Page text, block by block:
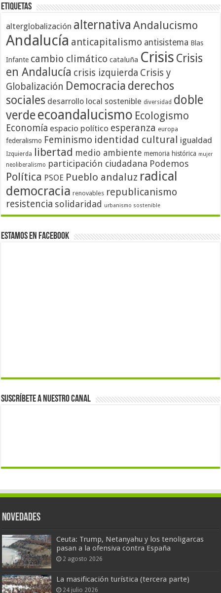
Etiquetas
alterglobalización alternativa Andalucismo
Andalucía anticapitalismo antisistema Blas
Infante cambio climático cataluña Crisis Crisis
en Andalucía crisis izquierda Crisis y
Globalización Democracia derechos
sociales desarrollo local sostenible diversidad doble
verdeecoandalucismo Ecologismo
Economía espacio político esperanza europa
federalismo Feminismo identidad cultural igualdad
Izquierda libertad medio ambiente memoria histórica mujer
neoliberalismo participación ciudadana Podemos
Política PSOE Pueblo andaluz radical
democracia renovables republicanismo
resistencia solidaridad urbanismo sostenible
Estamos en Facebook
Suscríbete a nuestro canal
Novedades
Ceuta: Trump, Netanyahu y los tenoligarcas
pasan a la ofensiva contra España
2 agosto 2026
La masificación turística (tercera parte)
24 julio 2026